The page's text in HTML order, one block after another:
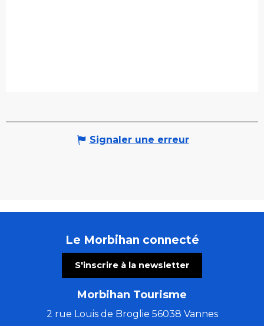
Signaler une erreur
Le Morbihan connecté
S'inscrire à la newsletter
Morbihan Tourisme
2 rue Louis de Broglie 56038 Vannes